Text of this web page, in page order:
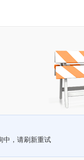
中，请刷新重试